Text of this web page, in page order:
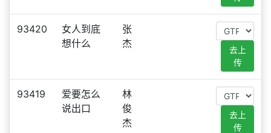
93420
女人到底
想什么
张
杰
去上
传
93419
爱要怎么
说出口
林
俊
杰
去上
传